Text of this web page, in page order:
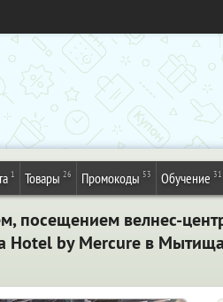
1 Товары 26 Промокоды 53 Обучение 31
посещением велнес-
Hotel by Mercure в